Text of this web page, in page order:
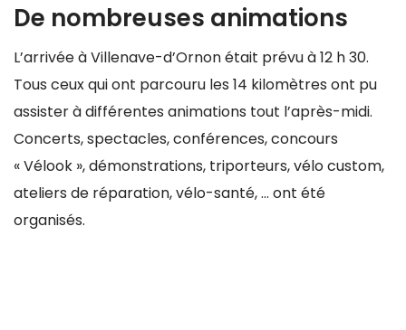
De nombreuses animations
L’arrivée à Villenave-d’Ornon était prévu à 12 h 30.
Tous ceux qui ont parcouru les 14 kilomètres ont pu
assister à différentes animations tout l’après-midi.
Concerts, spectacles, conférences, concours
« Vélook », démonstrations, triporteurs, vélo custom,
ateliers de réparation, vélo-santé, … ont été
organisés.